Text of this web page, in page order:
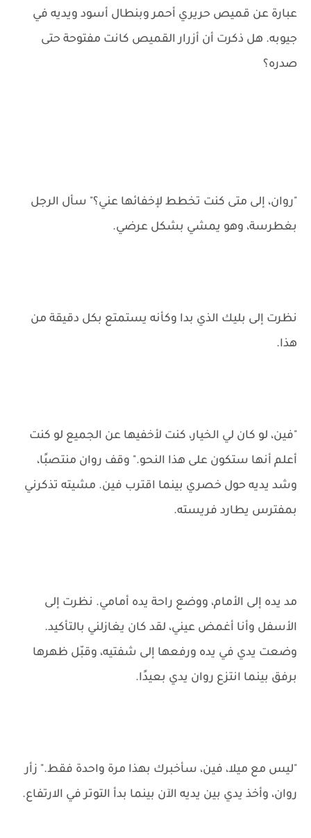
عبارة عن قميص حريري أحمر وبنطال أسود ويديه في
جيوبه. هل ذكرت أن أزرار القميص كانت مفتوحة حتى
صدره؟
"روان، إلى متى كنت تخطط لإخفائها عني؟" سأل الرجل
بغطرسة، وهو يمشي بشكل عرضي.
نظرت إلى بليك الذي بدا وكأنه يستمتع بكل دقيقة من
هذا.
"فين، لو كان لي الخيار، كنت لأخفيها عن الجميع لو كنت
أعلم أنها ستكون على هذا النحو." وقف روان منتصبًا،
وشد يديه حول خصري بينما اقترب فين. مشيته تذكرني
بمفترس يطارد فريسته.
مد يده إلى الأمام، ووضع راحة يده أمامي. نظرت إلى
الأسفل وأنا أغمض عيني، لقد كان يغازلني بالتأكيد.
وضعت يدي في يده ورفعها إلى شفتيه، وقبّل ظهرها
برفق بينما انتزع روان يدي بعيدًا.
"ليس مع ميلا، فين، سأخبرك بهذا مرة واحدة فقط." زأر
روان، وأخذ يدي بين يديه الآن بينما بدأ التوتر في الارتفاع.